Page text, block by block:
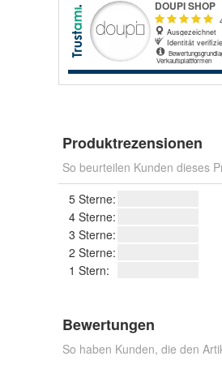
Produktrezensionen
So beurteilen Kunden dieses
5 Sterne:
4 Sterne:
3 Sterne:
2 Sterne:
1 Stern:
Bewertungen
So haben Kunden, die den